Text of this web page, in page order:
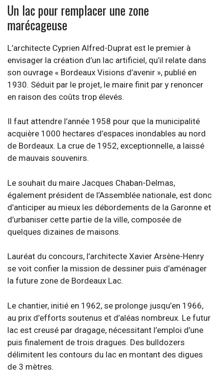
Un lac pour remplacer une zone
marécageuse
L’architecte Cyprien Alfred-Duprat est le premier à
envisager la création d’un lac artificiel, qu’il relate dans
son ouvrage « Bordeaux Visions d’avenir », publié en
1930. Séduit par le projet, le maire finit par y renoncer
en raison des coûts trop élevés.
Il faut attendre l’année 1958 pour que la municipalité
acquière 1000 hectares d’espaces inondables au nord
de Bordeaux. La crue de 1952, exceptionnelle, a laissé
de mauvais souvenirs.
Le souhait du maire Jacques Chaban-Delmas,
également président de l’Assemblée nationale, est donc
d’anticiper au mieux les débordements de la Garonne et
d’urbaniser cette partie de la ville, composée de
quelques dizaines de maisons.
Lauréat du concours, l’architecte Xavier Arsène-Henry
se voit confier la mission de dessiner puis d’aménager
la future zone de Bordeaux Lac.
Le chantier, initié en 1962, se prolonge jusqu’en 1966,
au prix d’efforts soutenus et d’aléas nombreux. Le futur
lac est creusé par dragage, nécessitant l’emploi d’une
puis finalement de trois dragues. Des bulldozers
délimitent les contours du lac en montant des digues
de 3 mètres.